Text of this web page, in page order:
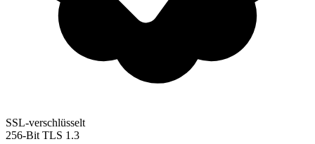
SSL-verschlüsselt
256-Bit TLS 1.3